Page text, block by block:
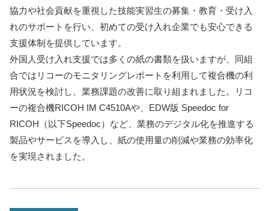
協力や社会貢献を重視した技能実習生の募集・教育・受け入
れのサポートを行い、初めての受け入れ企業でも安心できる
支援体制を提供しています。
外国人受け入れ支援では多くの紙の書類を扱いますが、同組
合ではリコーのモニタリングレポートを利用して複合機の利
用状況を検討し、業務課題の改善に取り組まれました。リコ
ーの複合機RICOH IM C4510Aや、EDW版 Speedoc for
RICOH（以下Speedoc）など、業務のデジタル化を推進する
製品やサービスを導入し、紙の使用量の削減や業務の効率化
を実現されました。